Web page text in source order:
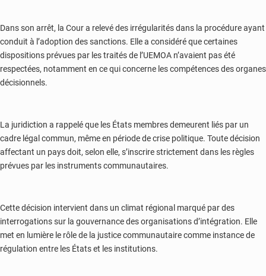
Dans son arrêt, la Cour a relevé des irrégularités dans la procédure ayant
conduit à l’adoption des sanctions. Elle a considéré que certaines
dispositions prévues par les traités de l’UEMOA n’avaient pas été
respectées, notamment en ce qui concerne les compétences des organes
décisionnels.
La juridiction a rappelé que les États membres demeurent liés par un
cadre légal commun, même en période de crise politique. Toute décision
affectant un pays doit, selon elle, s’inscrire strictement dans les règles
prévues par les instruments communautaires.
Cette décision intervient dans un climat régional marqué par des
interrogations sur la gouvernance des organisations d’intégration. Elle
met en lumière le rôle de la justice communautaire comme instance de
régulation entre les États et les institutions.